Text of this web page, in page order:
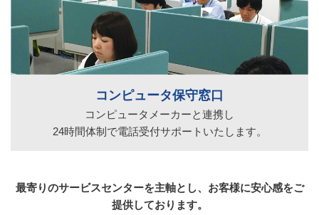
コンピュータ保守窓口
コンピュータメーカーと連携し
24時間体制で電話受付サポートいたします。
最寄りのサービスセンターを主軸とし、お客様に安心感をご
提供しております。